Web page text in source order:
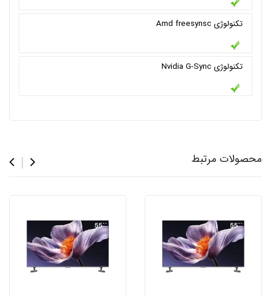
تکنولوژی Amd freesynsc
تکنولوژی Nvidia G-Sync
محصولات مرتبط